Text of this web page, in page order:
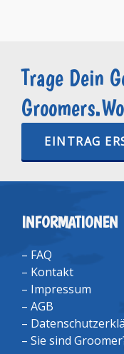
Trage Dein
EINTRAG
INFORMATIONEN
– FAQ
– Kontakt
– Impressum
– AGB
–
– Sie sind